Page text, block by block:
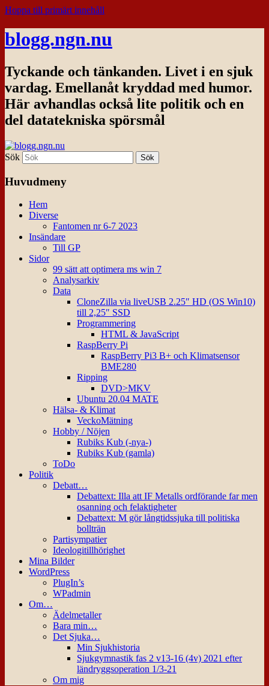
Hoppa till primärt innehåll
blogg.ngn.nu
Tyckande och tänkanden. Livet i en sjuk
vardag. Emellanåt kryddad med humor.
Här avhandlas också lite politik och en
del datatekniska spörsmål
Sök
Huvudmeny
Hem
Diverse
Fantomen nr 6-7 2023
Insändare
Till GP
Sidor
99 sätt att optimera ms win 7
Analysarkiv
Data
CloneZilla via liveUSB 2.25″ HD (OS Win10)
till 2,25″ SSD
Programmering
HTML & JavaScript
RaspBerry Pi
RaspBerry Pi3 B+ och Klimatsensor
BME280
Ripping
DVD>MKV
Ubuntu 20.04 MATE
Hälsa- & Klimat
VeckoMätning
Hobby / Nöjen
Rubiks Kub (-nya-)
Rubiks Kub (gamla)
ToDo
Politik
Debatt…
Debattext: Illa att IF Metalls ordförande far men
osanning och felaktigheter
Debattext: M gör långtidssjuka till politiska
bollträn
Partisympatier
Ideologitillhörighet
Mina Bilder
WordPress
PlugIn’s
WPadmin
Om…
Ädelmetaller
Bara min…
Det Sjuka…
Min Sjukhistoria
Sjukgymnastik fas 2 v13-16 (4v) 2021 efter
ländryggsoperation 1/3-21
Om mig